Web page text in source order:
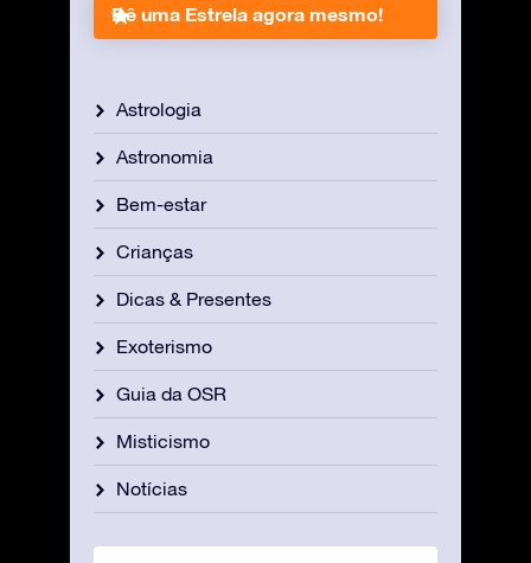
Dê uma Estrela agora mesmo!
Astrologia
Astronomia
Bem-estar
Crianças
Dicas & Presentes
Exoterismo
Guia da OSR
Misticismo
Notícias